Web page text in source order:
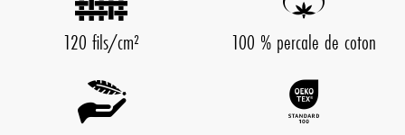
120 fils/cm² 100 % percale de coton